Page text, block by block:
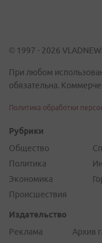
© 1997 - 2026
При любом
обязательна.
Политика обработки
Рубрики
Общество
Политика
Экономика
Происшествия
Издательство
Реклама
Архив